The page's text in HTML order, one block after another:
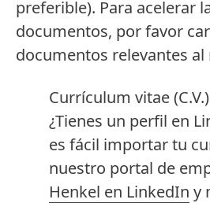
preferible). Para acelerar
documentos, por favor
documentos relevantes
Currículum vitae(C.V.)
¿Tienes un perfil en
es fácil importar tu
nuestro portal de
Henkel en LinkedIn y